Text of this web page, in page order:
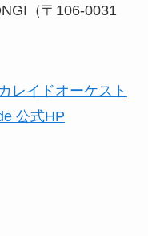
（〒106-0031
レイドオーケスト
公式HP